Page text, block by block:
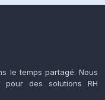
le temps partagé. Nous
des solutions RH